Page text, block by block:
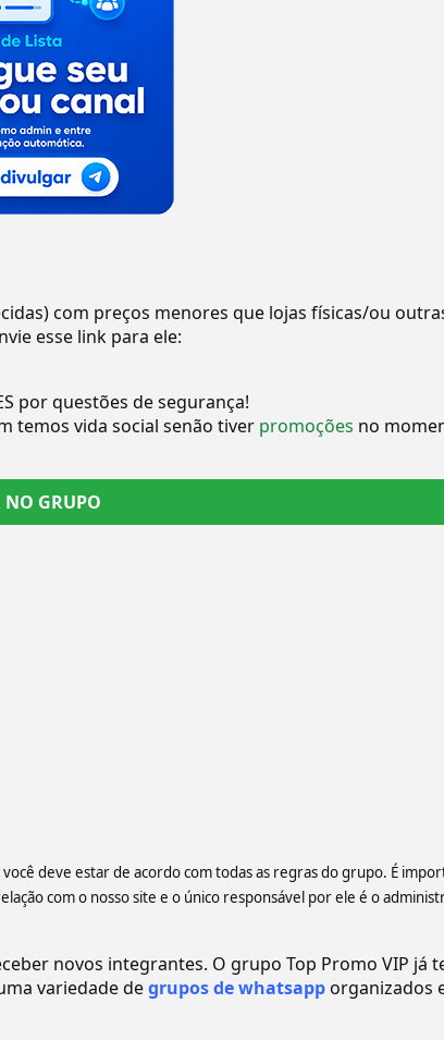
com preços menores que lojas físicas/ou
esse link para ele:
por questões de segurança!
temos vida social senão tiver promoções no
NO GRUPO
deve estar de acordo com todas as regras do grupo. É
com o nosso site e o único responsável por ele é o
novos integrantes. O grupo Top Promo VIP já
variedade degrupos de whatsapporganizados